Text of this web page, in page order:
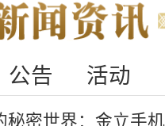
公告 活动